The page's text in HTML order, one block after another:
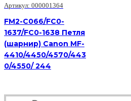
LJ
Артикул: 000001364
FM2-C066/FC0-
1637/FC0-1638 Петля
(шарнир) Canon MF-
4410/4450/4570/443
0/4550/ 244